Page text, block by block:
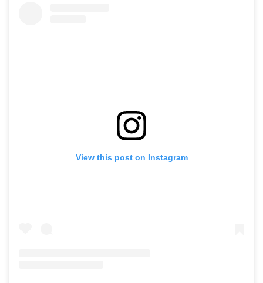
View this post on Instagram